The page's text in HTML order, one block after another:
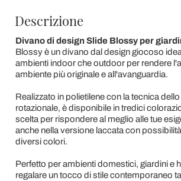
Descrizione
Divano di design Slide Blossy per
Blossy è un divano dal design giocoso
ambienti indoor che outdoor per rendere
ambiente più originale e all'avanguardia.
Realizzato in polietilene con la tecnica
rotazionale, è disponibile in tredici
scelta per rispondere al meglio alle tue
anche nella versione laccata con
diversi colori.
Perfetto per ambienti domestici, giardini e
regalare un tocco di stile contemporaneo